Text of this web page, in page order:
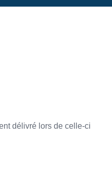
délivré lors de celle-ci